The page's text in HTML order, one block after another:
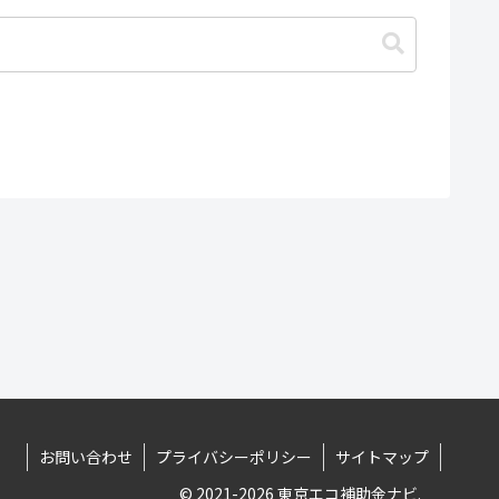
お問い合わせ プライバシーポリシー
サイトマップ
© 2021-2026 東京エコ補助金ナビ.